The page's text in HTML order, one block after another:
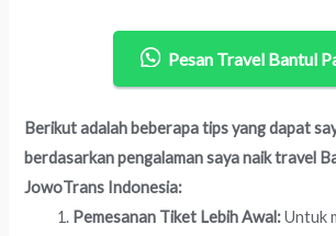
Pesan Travel Bantul
Berikut adalah beberapa tips yang dapat
berdasarkan pengalaman saya naik travel
JowoTrans Indonesia:
Pemesanan Tiket Lebih Awal:Untuk